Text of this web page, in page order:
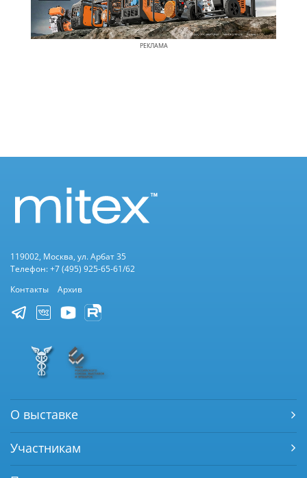
РЕКЛАМА
119002, Москва, ул. Арбат 35
Телефон: +7 (495) 925-65-61/62
Контакты
Архив
О выставке
Участникам